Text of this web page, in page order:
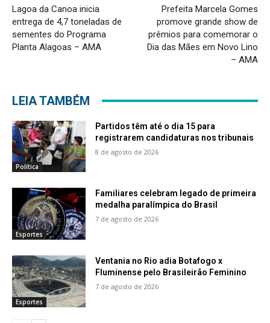
Lagoa da Canoa inicia
entrega de 4,7 toneladas de
sementes do Programa
Planta Alagoas – AMA
Prefeita Marcela Gomes
promove grande show de
prêmios para comemorar o
Dia das Mães em Novo Lino
– AMA
LEIA TAMBÉM
Política
Partidos têm até o dia 15 para
registrarem candidaturas nos tribunais
8 de agosto de 2026
Esportes
Familiares celebram legado de primeira
medalha paralímpica do Brasil
7 de agosto de 2026
Esportes
Ventania no Rio adia Botafogo x
Fluminense pelo Brasileirão Feminino
7 de agosto de 2026